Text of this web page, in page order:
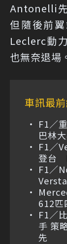
Antonelli先
但隨後前
Leclerc動
也無奈退場
車訊最
F1／
巴林
F1／
登台
F1／
612匹
F1／
手 策
先